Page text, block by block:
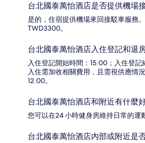
台北國泰萬怡酒店是否提供機場
是的，住宿提供機場來回接駁車服務
TWD3300。
台北國泰萬怡酒店入住登記和退
入住登記開始時間：15:00；入住登
入住需加收相關費用，且需視供應情
12:00。
台北國泰萬怡酒店和附近有什麼
您可以在24 小時健身房維持日常的運
台北國泰萬怡酒店內部或附近是